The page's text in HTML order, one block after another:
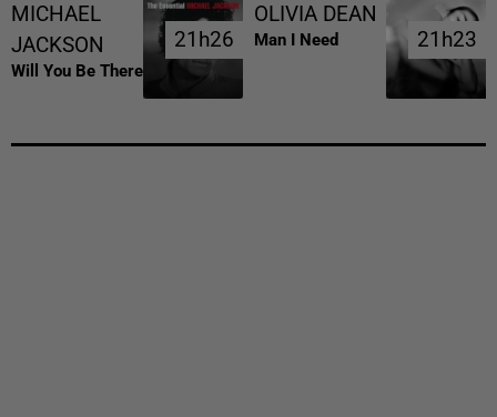
MICHAEL
JACKSON
Will You Be There
21h26
21h26
OLIVIA DEAN
Man I Need 21h23
21h23